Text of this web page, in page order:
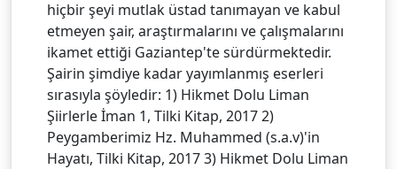
hiçbir şeyi mutlak üstad tanımayan ve kabul
etmeyen şair, araştırmalarını ve çalışmalarını
ikamet ettiği Gaziantep'te sürdürmektedir.
Şairin şimdiye kadar yayımlanmış eserleri
sırasıyla şöyledir: 1) Hikmet Dolu Liman
Şiirlerle İman 1, Tilki Kitap, 2017 2)
Peygamberimiz Hz. Muhammed (s.a.v)'in
Hayatı, Tilki Kitap, 2017 3) Hikmet Dolu Liman